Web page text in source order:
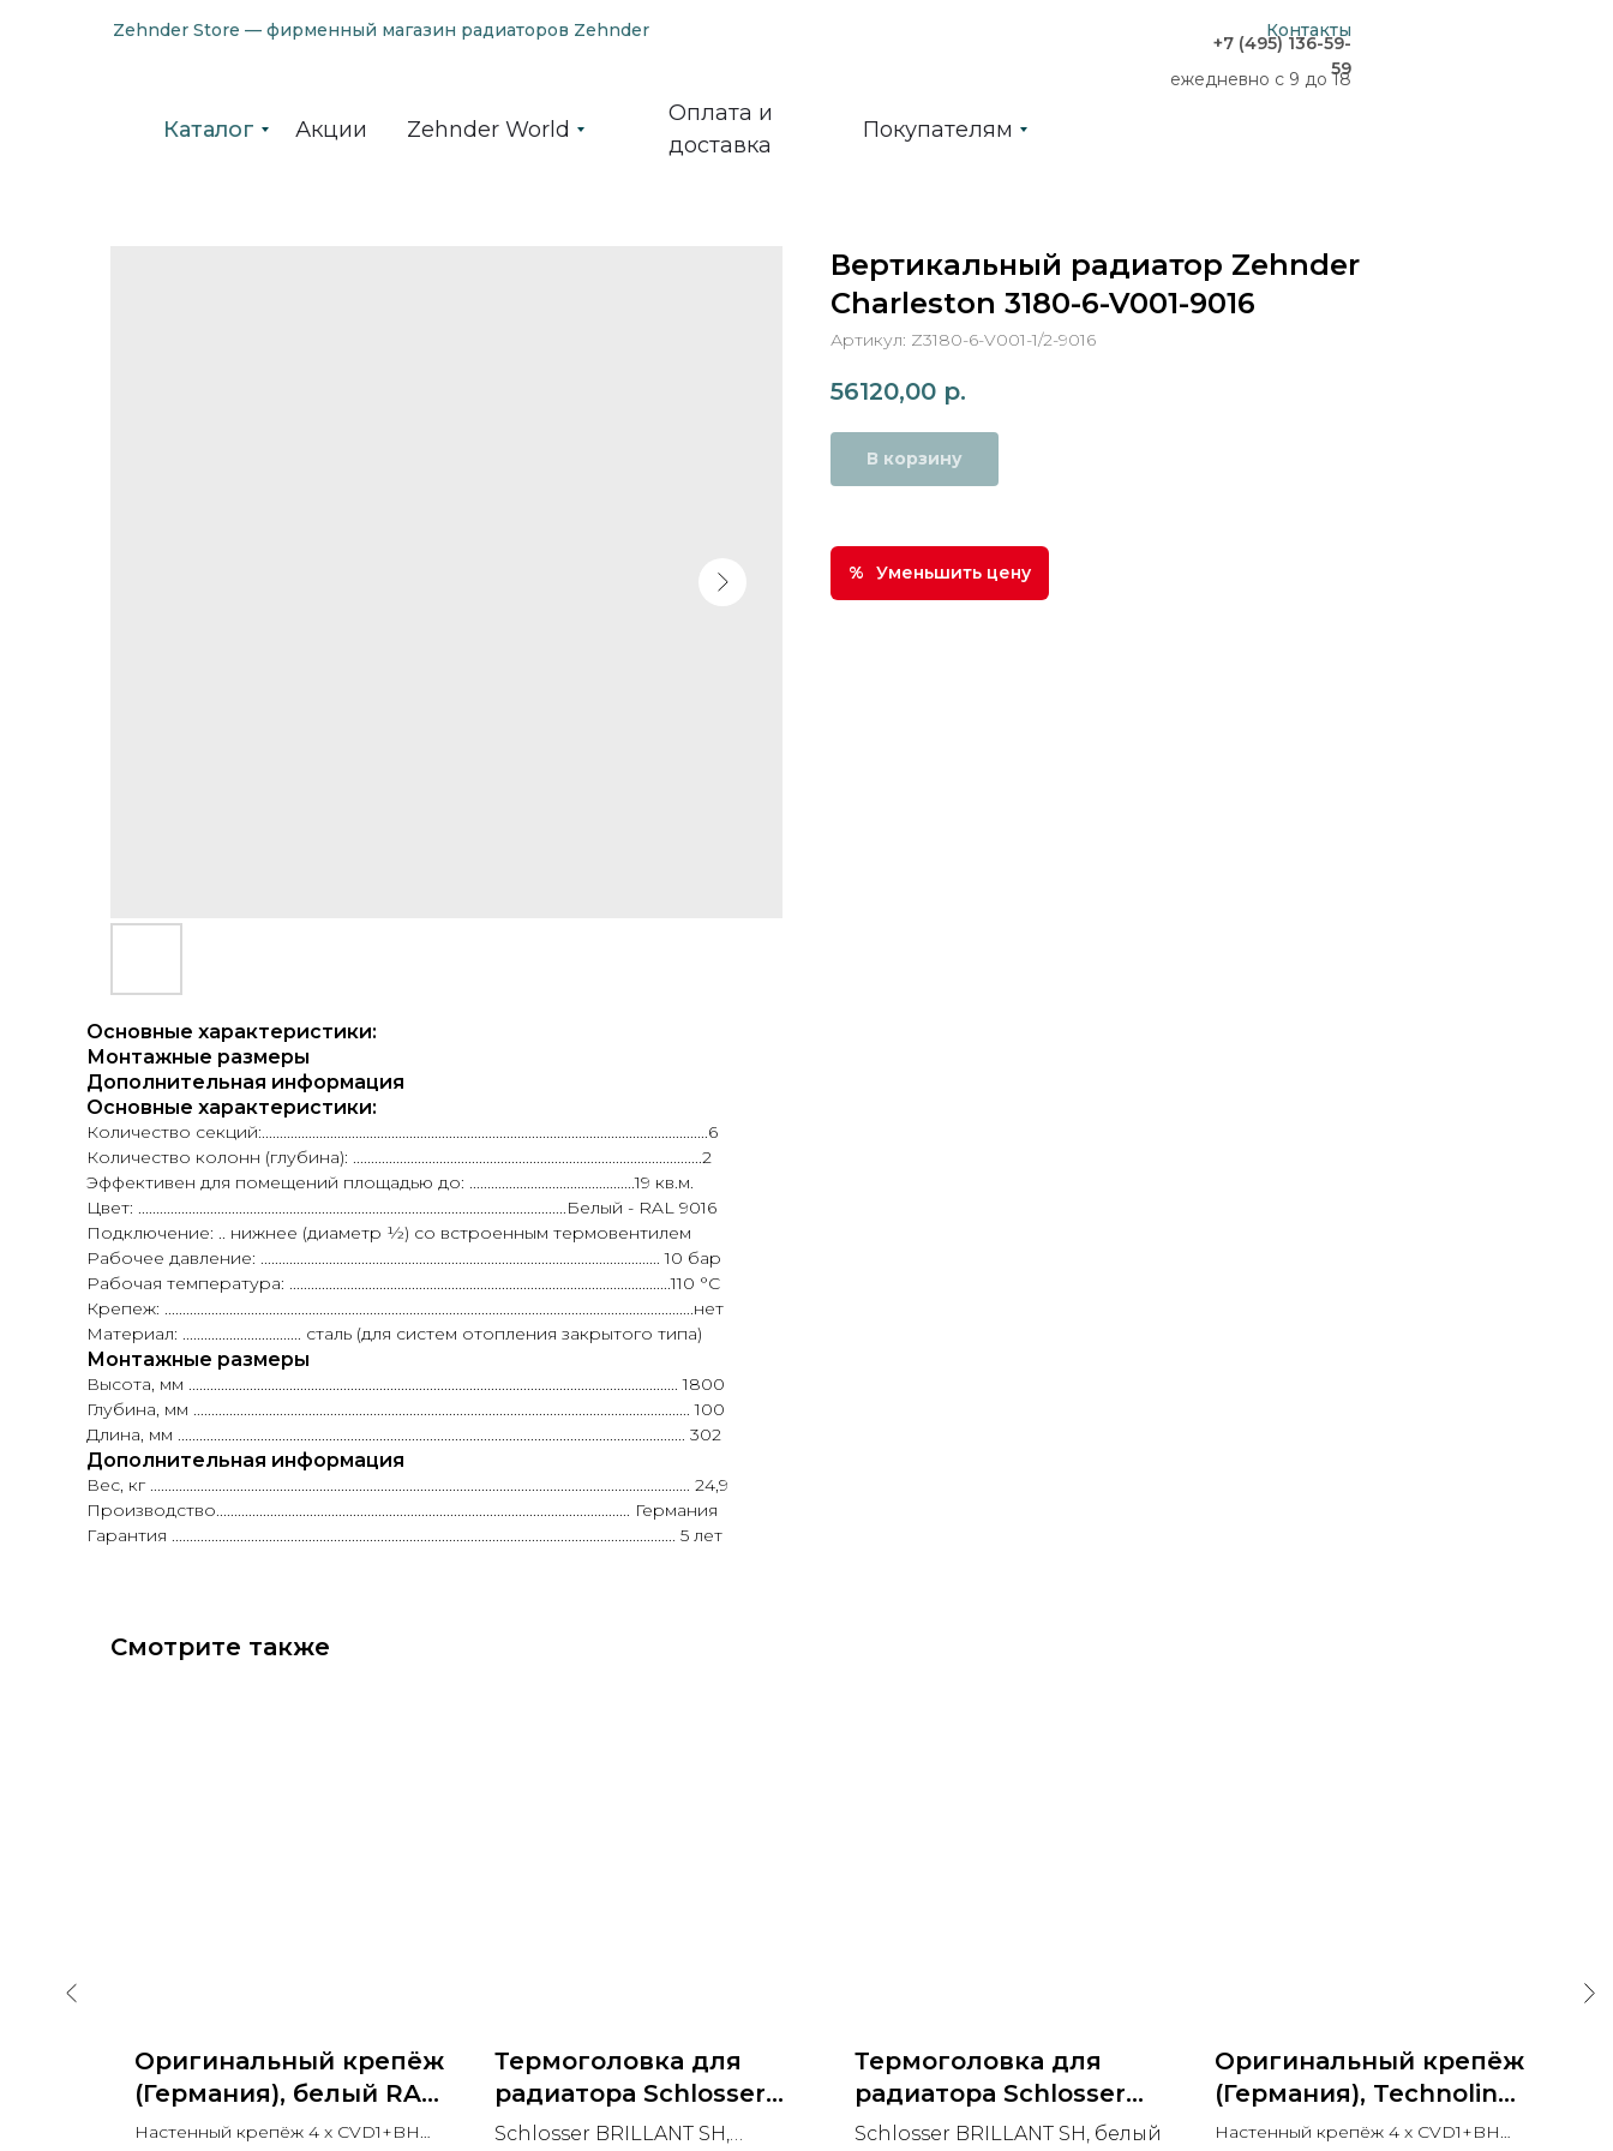
Zehnder Store — фирменный магазин радиаторов Zehnder
Zehnder World
ежедневно с 9 до 18
Акции Покупателям
Оплата и
доставка
Каталог
+7 (495) 136-59-
59
Контакты
Вертикальный радиатор Zehnder
Charleston 3180-6-V001-9016
Артикул: Z3180-6-V001-1/2-9016
56120,00 р.
В корзину
Уменьшить цену
Основные характеристики:
Монтажные размеры
Дополнительная информация
Основные характеристики:
Количество секций:............................................................................................................................6
Количество колонн (глубина): .................................................................................................2
Эффективен для помещений площадью до: ..............................................19 кв.м.
Цвет: .......................................................................................................................Белый - RAL 9016
Подключение: .. нижнее (диаметр ½) со встроенным термовентилем
Рабочее давление: ............................................................................................................... 10 бар
Рабочая температура: ..........................................................................................................110 °C
Крепеж: ...................................................................................................................................................нет
Материал: ................................. сталь (для систем отопления закрытого типа)
Монтажные размеры
Высота, мм ........................................................................................................................................ 1800
Глубина, мм .......................................................................................................................................... 100
Длина, мм ............................................................................................................................................. 302
Дополнительная информация
Вес, кг ...................................................................................................................................................... 24,9
Производство................................................................................................................... Германия
Гарантия ............................................................................................................................................ 5 лет
Смотрите также
Оригинальный крепёж
(Германия), белый RAL
9016
Настенный крепёж 4 x CVD1+BH
Термоголовка для
радиатора Schlosser
BRILLANT SH (Польша)
Schlosser BRILLANT SH,
Термоголовка для
радиатора Schlosser
BRILLANT SH (Польша)
Schlosser BRILLANT SH, белый
Оригинальный крепёж
(Германия), Technoline
0325
Настенный крепёж 4 x CVD1+BH